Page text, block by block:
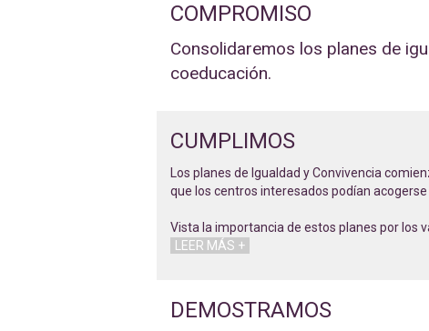
COMPROMISO
Consolidaremos los planes de
coeducación.
CUMPLIMOS
Los planes de Igualdad y Convivencia
que los centros interesados podían
Vista la importancia de estos planes por los
LEER MÁS +
DEMOSTRAMOS